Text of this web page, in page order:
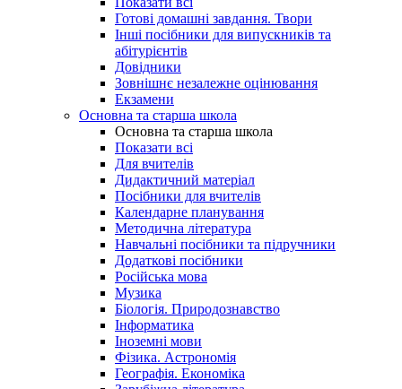
Готові домашні завдання. Твори
Інші посібники для випускників та
абітурієнтів
Довідники
Зовнішнє незалежне оцінювання
Екзамени
Основна та старша школа
Основна та старша школа
Показати всі
Для вчителів
Дидактичний матеріал
Посібники для вчителів
Календарне планування
Методична література
Навчальні посібники та підручники
Додаткові посібники
Російська мова
Музика
Біологія. Природознавство
Інформатика
Іноземні мови
Фізика. Астрономія
Географія. Економіка